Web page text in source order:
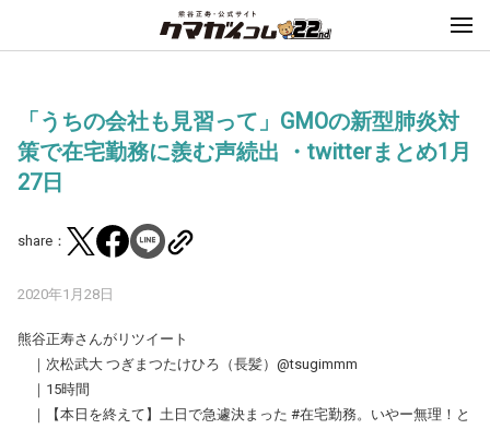
「うちの会社も見習って」GMOの新型肺炎対
策で在宅勤務に羨む声続出 ・twitterまとめ1月
27日
share：
2020年1月28日
熊谷正寿さんがリツイート
｜次松武大 つぎまつたけひろ（長髪）@tsugimmm
｜15時間
｜【本日を終えて】土日で急遽決まった #在宅勤務。いやー無理！と